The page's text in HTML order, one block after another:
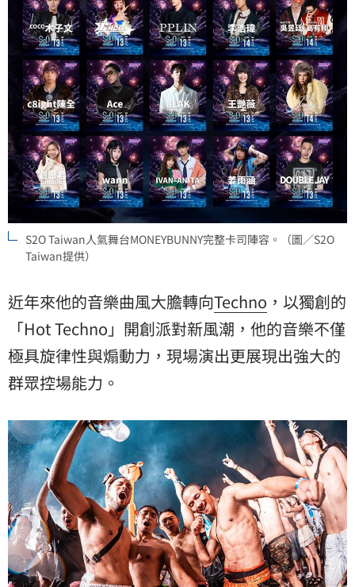
S2O Taiwan人氣舞台MONEYBUNNY完整卡司陣容。（圖／S2O
Taiwan提供）
近年來他的音樂曲風大膽轉向Techno ，以獨創的
「Hot Techno」開創派對新風潮，他的音樂不僅
極具旋律性與煽動力，現場演出更展現出強大的
群眾控場能力。